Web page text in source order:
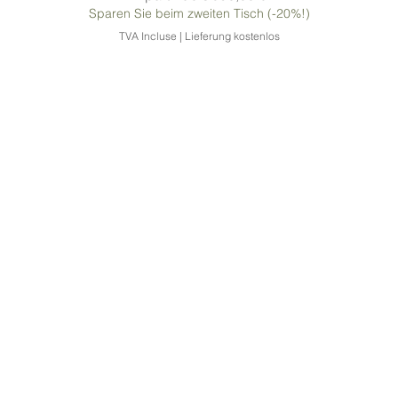
Sparen Sie beim zweiten Tisch (-20%!)
TVA Incluse | Lieferung kostenlos